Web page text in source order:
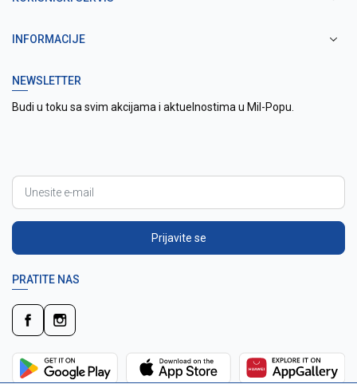
INFORMACIJE
NEWSLETTER
Budi u toku sa svim akcijama i aktuelnostima u Mil-Popu.
Prijavite se
PRATITE NAS